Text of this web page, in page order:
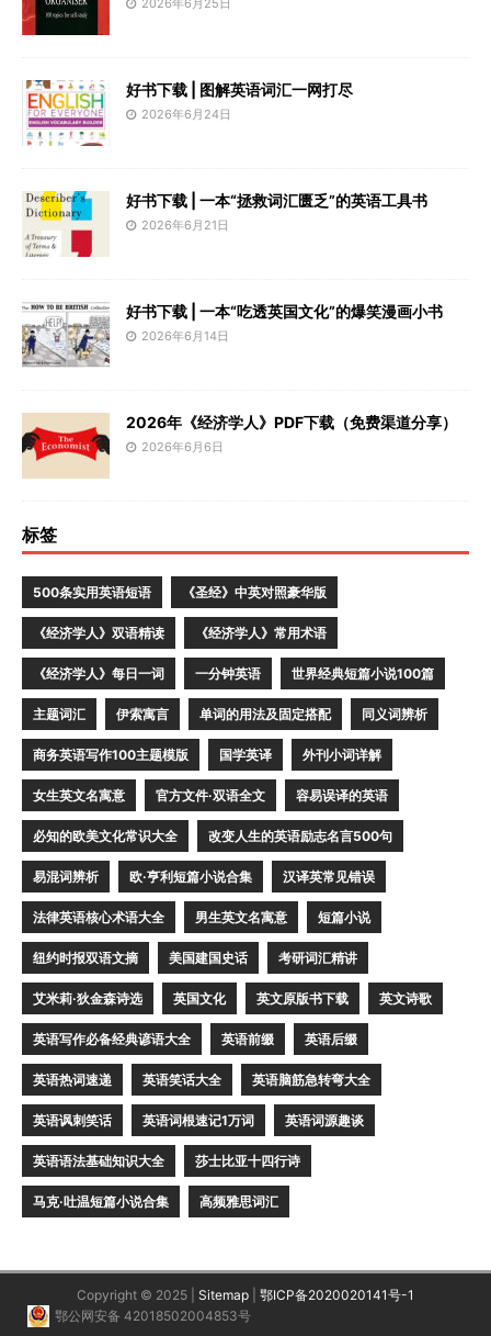
2026年6月25日
好书下载 | 图解英语词汇一网打尽
2026年6月24日
好书下载 | 一本“拯救词汇匮乏”的英语工具书
2026年6月21日
好书下载 | 一本“吃透英国文化”的爆笑漫画小书
2026年6月14日
2026年《经济学人》PDF下载（免费渠道分享）
2026年6月6日
标签
500条实用英语短语 《圣经》中英对照豪华版
《经济学人》双语精读 《经济学人》常用术语
《经济学人》每日一词 一分钟英语 世界经典短篇小说100篇
主题词汇 伊索寓言 单词的用法及固定搭配 同义词辨析
商务英语写作100主题模版 国学英译 外刊小词详解
女生英文名寓意 官方文件·双语全文 容易误译的英语
必知的欧美文化常识大全 改变人生的英语励志名言500句
易混词辨析 欧·亨利短篇小说合集 汉译英常见错误
法律英语核心术语大全 男生英文名寓意 短篇小说
纽约时报双语文摘 美国建国史话 考研词汇精讲
艾米莉·狄金森诗选 英国文化 英文原版书下载 英文诗歌
英语写作必备经典谚语大全 英语前缀 英语后缀
英语热词速递 英语笑话大全 英语脑筋急转弯大全
英语讽刺笑话 英语词根速记1万词 英语词源趣谈
英语语法基础知识大全 莎士比亚十四行诗
马克·吐温短篇小说合集 高频雅思词汇
Copyright © 2025 | Sitemap
鄂ICP备2020020141号-1
鄂公网安备 42018502004853号